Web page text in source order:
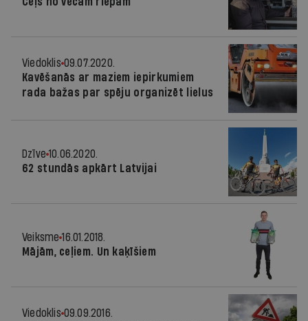
Viedoklis 09.07.2020.
Kavēšanās ar maziem iepirkumiem
rada bažas par spēju organizēt lielus
Dzīve 10.06.2020.
62 stundās apkārt Latvijai
Veiksme 16.01.2018.
Mājām, ceļiem. Un kaķīšiem
Viedoklis 09.09.2016.